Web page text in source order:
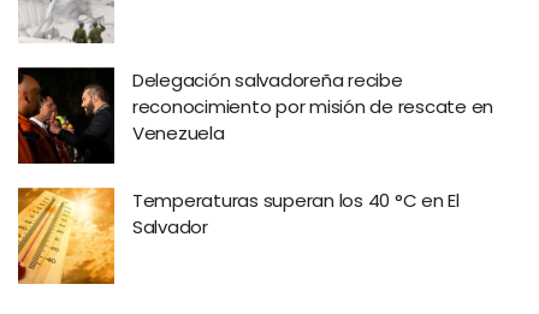
Delegación salvadoreña recibe
reconocimiento por misión de rescate en
Venezuela
Temperaturas superan los 40 °C en El
Salvador